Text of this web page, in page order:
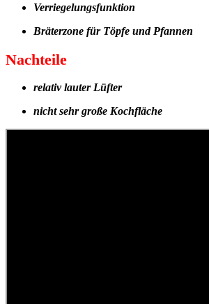
Verriegelungsfunktion
Bräterzone für Töpfe und Pfannen
Nachteile
relativ lauter Lüfter
nicht sehr große Kochfläche